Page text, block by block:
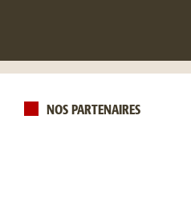
NOS PARTENAIRES